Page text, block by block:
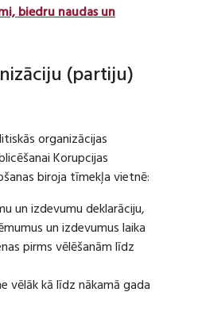
biedru naudas un
(partiju)
organizācijas
Korupcijas
biroja tīmekļa vietnē:
un izdevumu deklarāciju,
un izdevumus laika
pirms vēlēšanām līdz
vēlāk kā līdz nākamā gada